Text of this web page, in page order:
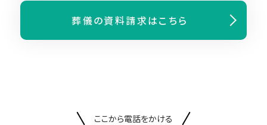
葬儀の資料請求はこちら
ここから電話をかける